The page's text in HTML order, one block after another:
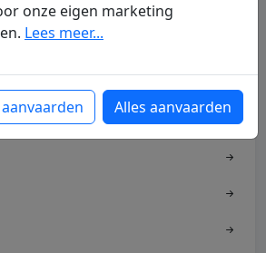
onze eigen marketing
Lees meer...
Alles aanvaarden